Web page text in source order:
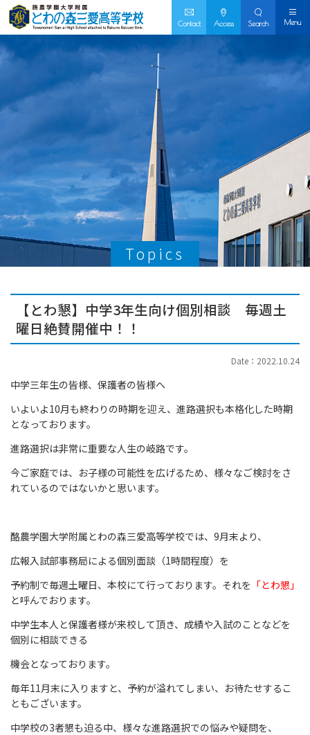
Contact Access Search Menu
Topics
【とわ懇】中学3年生向け個別相談 毎週土
曜日絶賛開催中！！
Date：2022.10.24
中学三年生の皆様、保護者の皆様へ
いよいよ10月も終わりの時期を迎え、進路選択も本格化した時期
となっております。
進路選択は非常に重要な人生の岐路です。
今ご家庭では、お子様の可能性を広げるため、様々なご検討をさ
れているのではないかと思います。
酪農学園大学附属とわの森三愛高等学校では、9月末より、
広報入試部事務局による個別面談（1時間程度）を
予約制で毎週土曜日、本校にて行っております。それを 「とわ懇」
と呼んでおります。
中学生本人と保護者様が来校して頂き、成績や入試のことなどを
個別に相談できる
機会となっております。
毎年11月末に入りますと、予約が溢れてしまい、お待たせするこ
ともございます。
中学校の3者懇も迫る中、様々な進路選択での悩みや疑問を、